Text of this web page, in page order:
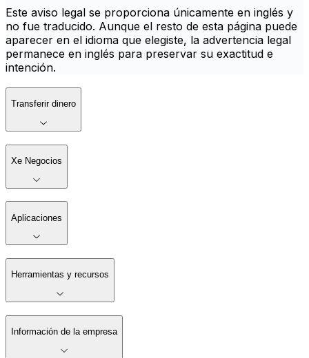
Este aviso legal se proporciona únicamente en inglés y
no fue traducido. Aunque el resto de esta página puede
aparecer en el idioma que elegiste, la advertencia legal
permanece en inglés para preservar su exactitud e
intención.
Transferir dinero
Xe Negocios
Aplicaciones
Herramientas y recursos
Información de la empresa